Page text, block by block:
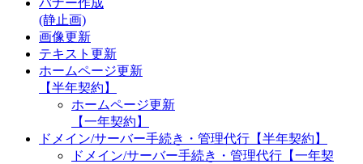
(静止画)
画像更新
テキスト更新
ホームページ更新
【半年契約】
ホームページ更新
【一年契約】
ドメイン/サーバー手続き・管理代行【半年契約】
ドメイン/サーバー手続き・管理代行【一年契